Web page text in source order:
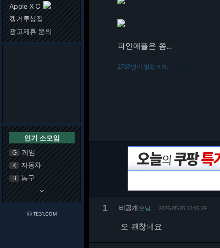
Apple X C
캥거루상점
광고제휴 문의
인기 소모임
G 게임
K 자동차
B 농구
keyboard_arrow_down
ⓒ TE31.COM
파인애플은 쫌...
2767명이 읽었어요.
1 비공개 손님 2026-05-05 12:46:29
오 괜찮네요